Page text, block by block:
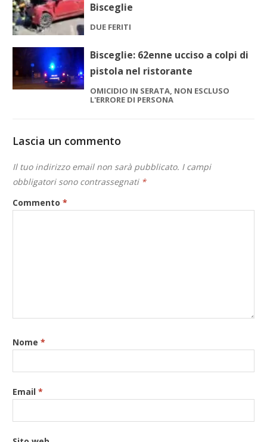
Bisceglie
DUE FERITI
Bisceglie: 62enne ucciso a colpi di
pistola nel ristorante
OMICIDIO IN SERATA, NON ESCLUSO
L'ERRORE DI PERSONA
Lascia un commento
Il tuo indirizzo email non sarà pubblicato. I campi
obbligatori sono contrassegnati *
Commento*
Nome*
Email*